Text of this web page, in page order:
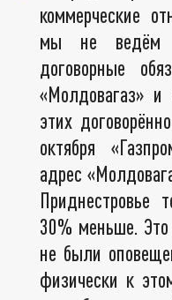
коммерческие
мы не ведём
договорные
«Молдовагаз»
этих
октября
адрес
Приднестровье
30% меньше.
не были
физически к